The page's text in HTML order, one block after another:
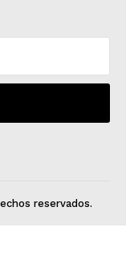
reservados.